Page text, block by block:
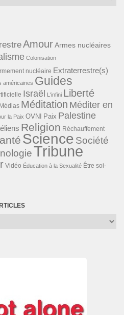
AmourArmes nucléaires
Colonisation
nucléaire Extraterrestre(s)
américaines Guides
Israël L'infini Liberté
Médias Méditation Méditer en
la Paix OVNI Paix Palestine
Religion Réchauffement
Science Société
Tribune
Vidéo Éducation à la Sexualité Être soi-